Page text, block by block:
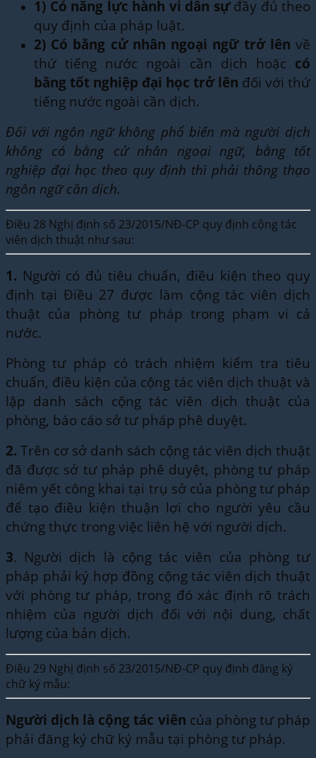
1) Có năng lực hành vi dân sựđầy đủ theo
quy định của pháp luật.
2) Có bằng cử nhân ngoại ngữ trở lên về
thứ tiếng nước ngoài cần dịch hoặc có
bằng tốt nghiệp đại học trở lên đối với thứ
tiếng nước ngoài cần dịch.
Đối với ngôn ngữ không phổ biến mà người dịch
không có bằng cử nhân ngoại ngữ, bằng tốt
nghiệp đại học theo quy định thì phải thông thạo
ngôn ngữ cần dịch.
Điều 28 Nghị định số 23/2015/NĐ-CP quy định cộng tác
viên dịch thuật như sau:
1. Người có đủ tiêu chuẩn, điều kiện theo quy
định tại Điều 27 được làm cộng tác viên dịch
thuật của phòng tư pháp trong phạm vi cả
nước.
Phòng tư pháp có trách nhiệm kiểm tra tiêu
chuẩn, điều kiện của cộng tác viên dịch thuật và
lập danh sách cộng tác viên dịch thuật của
phòng, báo cáo sở tư pháp phê duyệt.
2. Trên cơ sở danh sách cộng tác viên dịch thuật
đã được sở tư pháp phê duyệt, phòng tư pháp
niêm yết công khai tại trụ sở của phòng tư pháp
để tạo điều kiện thuận lợi cho người yêu cầu
chứng thực trong việc liên hệ với người dịch.
3. Người dịch là cộng tác viên của phòng tư
pháp phải ký hợp đồng cộng tác viên dịch thuật
với phòng tư pháp, trong đó xác định rõ trách
nhiệm của người dịch đối với nội dung, chất
lượng của bản dịch.
Điều 29 Nghị định số 23/2015/NĐ-CP quy định đăng ký
chữ ký mẫu:
Người dịch là cộng tác viên của phòng tư pháp
phải đăng ký chữ ký mẫu tại phòng tư pháp.